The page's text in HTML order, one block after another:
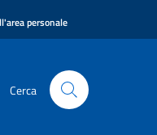
personale
Cerca